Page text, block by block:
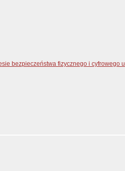
bezpieczeństwa fizycznego i cyfrowego